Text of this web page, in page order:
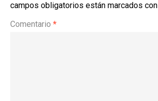
campos obligatorios están marcados con
Comentario *